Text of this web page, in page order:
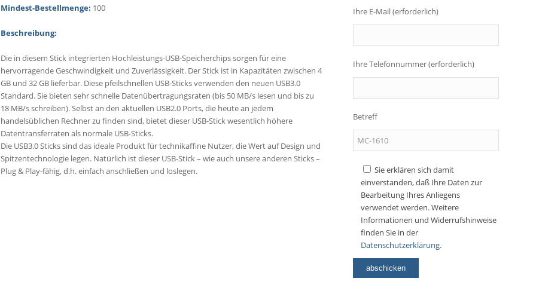
Mindest-Bestellmenge: 100
Beschreibung:
Die in diesem Stick integrierten Hochleistungs-USB-Speicherchips sorgen für eine
hervorragende Geschwindigkeit und Zuverlässigkeit. Der Stick ist in Kapazitäten zwischen 4
GB und 32 GB lieferbar. Diese pfeilschnellen USB-Sticks verwenden den neuen USB3.0
Standard. Sie bieten sehr schnelle Datenübertragungsraten (bis 50 MB/s lesen und bis zu
18 MB/s schreiben). Selbst an den aktuellen USB2.0 Ports, die heute an jedem
handelsüblichen Rechner zu finden sind, bietet dieser USB-Stick wesentlich höhere
Datentransferraten als normale USB-Sticks.
Die USB3.0 Sticks sind das ideale Produkt für technikaffine Nutzer, die Wert auf Design und
Spitzentechnologie legen. Natürlich ist dieser USB-Stick – wie auch unsere anderen Sticks –
Plug & Play-fähig, d.h. einfach anschließen und loslegen.
Ihre E-Mail (erforderlich)
Ihre Telefonnummer (erforderlich)
Betreff
Sie erklären sich damit
einverstanden, daß Ihre Daten zur
Bearbeitung Ihres Anliegens
verwendet werden. Weitere
Informationen und Widerrufshinweise
finden Sie in der
Datenschutzerklärung.